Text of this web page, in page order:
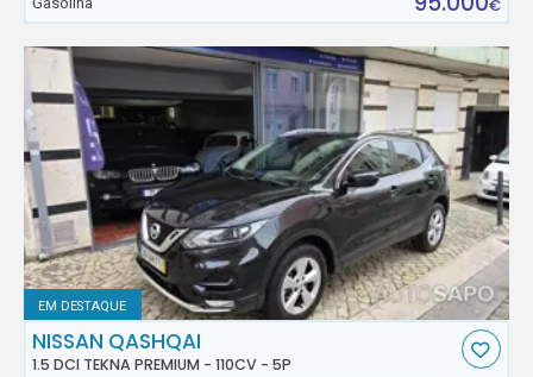
€
EM DESTAQUE
NISSAN QASHQAI
1.5 DCI TEKNA PREMIUM - 110CV - 5P